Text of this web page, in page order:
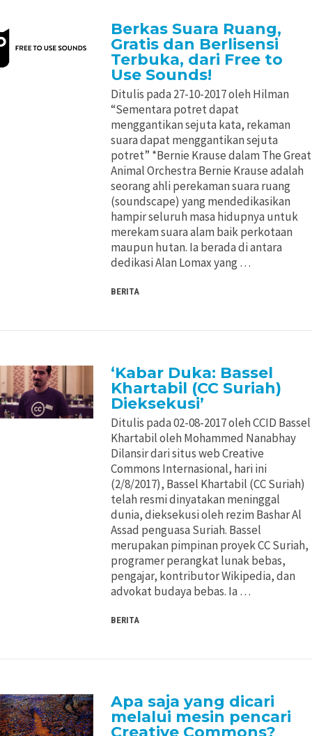
Berkas Suara Ruang,
Gratis dan Berlisensi
Terbuka, dari Free to
Use Sounds!
Ditulis pada 27-10-2017 oleh Hilman
“Sementara potret dapat
menggantikan sejuta kata, rekaman
suara dapat menggantikan sejuta
potret” *Bernie Krause dalam The Great
Animal Orchestra Bernie Krause adalah
seorang ahli perekaman suara ruang
(soundscape) yang mendedikasikan
hampir seluruh masa hidupnya untuk
merekam suara alam baik perkotaan
maupun hutan. Ia berada di antara
dedikasi Alan Lomax yang …
BERITA
‘Kabar Duka: Bassel
Khartabil (CC Suriah)
Dieksekusi’
Ditulis pada 02-08-2017 oleh CCID Bassel
Khartabil oleh Mohammed Nanabhay
Dilansir dari situs web Creative
Commons Internasional, hari ini
(2/8/2017), Bassel Khartabil (CC Suriah)
telah resmi dinyatakan meninggal
dunia, dieksekusi oleh rezim Bashar Al
Assad penguasa Suriah. Bassel
merupakan pimpinan proyek CC Suriah,
programer perangkat lunak bebas,
pengajar, kontributor Wikipedia, dan
advokat budaya bebas. Ia …
BERITA
Apa saja yang dicari
melalui mesin pencari
Creative Commons?